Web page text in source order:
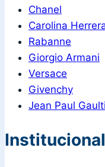
Chanel
Carolina
Rabanne
Giorgio Armani
Versace
Givenchy
Jean Paul
Institucional